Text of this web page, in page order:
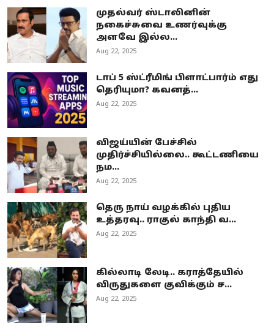
முதல்வர் ஸ்டாலினின்
நகைச்சுவை உணர்வுக்கு
அளவே இல்ல...
Aug 22, 2025
டாப் 5 ஸ்ட்ரீமிங் பிளாட்பார்ம் எது
தெரியுமா? கவனத்...
Aug 22, 2025
விஜய்யின் பேச்சில்
முதிர்ச்சியில்லை.. கூட்டணியை
நம...
Aug 22, 2025
தெரு நாய் வழக்கில் புதிய
உத்தரவு.. ராகுல் காந்தி வ...
Aug 22, 2025
கில்லாடி லேடி.. கராத்தேயில்
விருதுகளை குவிக்கும் ச...
Aug 22, 2025